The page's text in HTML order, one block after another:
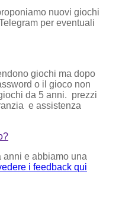
nuovi giochi
per eventuali
giochi ma dopo
o il gioco non
da 5 anni. prezzi
e assistenza
anni e abbiamo una
i feedback qui